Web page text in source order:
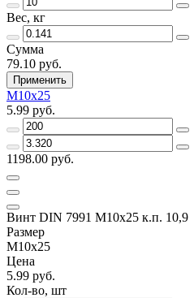
Вес, кг
Сумма
79.10 руб.
Применить
M10x25
5.99 руб.
1198.00 руб.
Винт DIN 7991 M10x25 к.п. 10,9
Размер
M10x25
Цена
5.99 руб.
Кол-во, шт